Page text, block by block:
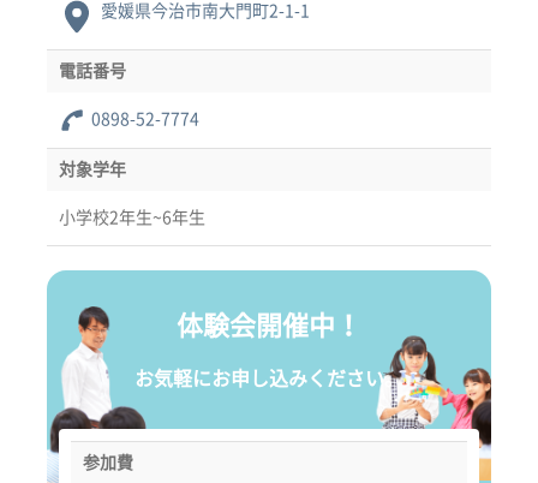
愛媛県今治市南大門町2-1-1
電話番号
0898-52-7774
対象学年
小学校2年生~6年生
体験会開催中！
お気軽にお申し込みください。
参加費